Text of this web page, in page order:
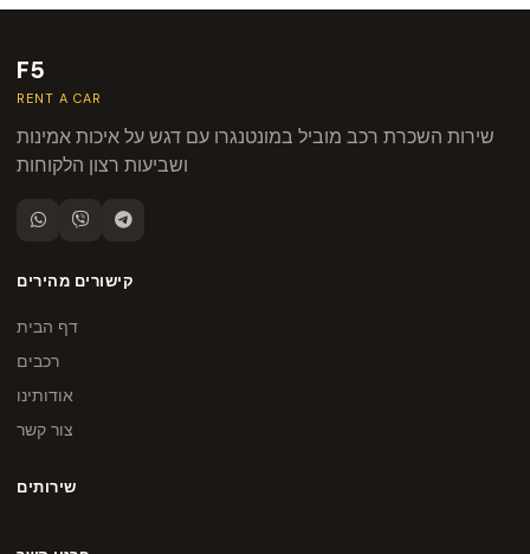
F5
RENT A CAR
שירות השכרת רכב מוביל במונטנגרו עם דגש על איכות אמינות
ושביעות רצון הלקוחות
קישורים מהירים
דף הבית
רכבים
אודותינו
צור קשר
שירותים